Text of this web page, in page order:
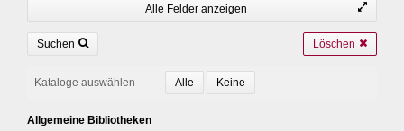
Alle Felder anzeigen
Suchen Löschen
Kataloge auswählen
Allgemeine Bibliotheken